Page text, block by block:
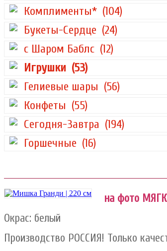
Комплименты* (104)
Букеты-Сердце (24)
с Шаром Баблс (12)
Игрушки (53)
Гелиевые шары (56)
Конфеты (55)
Сегодня-Завтра (194)
Горшечные (16)
на фото
Окрас: белый
Производство РОССИЯ! Только